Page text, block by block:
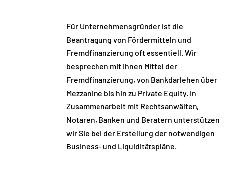
Für Unternehmensgründer ist die
Beantragung von Fördermitteln und
Fremdfinanzierung oft essentiell. Wir
besprechen mit Ihnen Mittel der
Fremdfinanzierung, von Bankdarlehen über
Mezzanine bis hin zu Private Equity. In
Zusammenarbeit mit Rechtsanwälten,
Notaren, Banken und Beratern unterstützen
wir Sie bei der Erstellung der notwendigen
Business- und Liquiditätspläne.